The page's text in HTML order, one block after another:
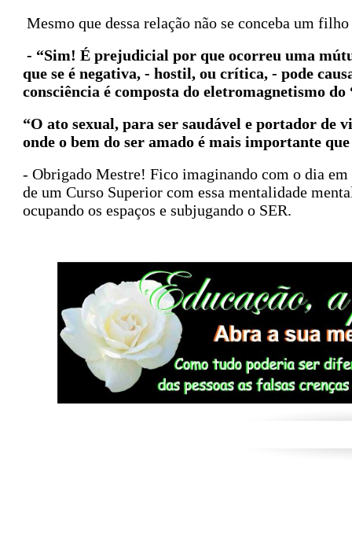
Mesmo que dessa relação não se conceba um
- “Sim! É prejudicial por que ocorreu uma
que se é negativa, - hostil, ou crítica, - pode
consciência é composta do eletromagnetismo
“O ato sexual, para ser saudável e portador de
onde o bem do ser amado é mais importante
- Obrigado Mestre! Fico imaginando com o dia
de um Curso Superior com essa mentalidade
ocupando os espaços e subjugando o SER.